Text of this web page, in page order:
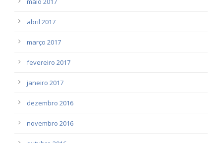
abril 2017
março 2017
fevereiro 2017
janeiro 2017
dezembro 2016
novembro 2016